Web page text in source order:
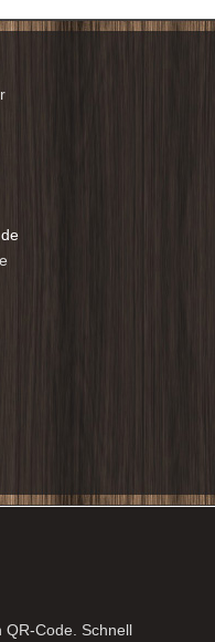
QR-Code. Schnell